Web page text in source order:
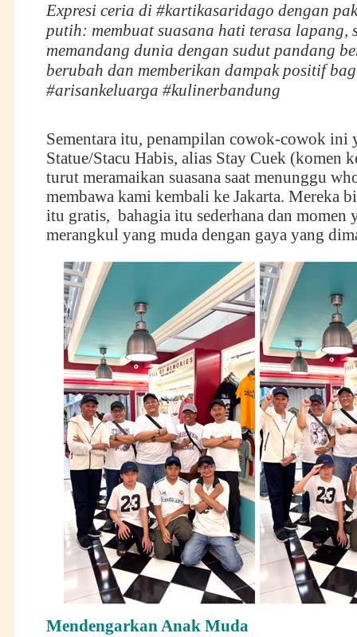
Expresi ceria di #kartikasaridago dengan
putih: membuat suasana hati terasa lapang,
memandang dunia dengan sudut pandang
berubah dan memberikan dampak positif
#arisankeluarga #kulinerbandung
Sementara itu, penampilan cowok-cowok ini
Statue/Stacu Habis, alias Stay Cuek (komen
turut meramaikan suasana saat menunggu
membawa kami kembali ke Jakarta. Mereka
itu gratis, bahagia itu sederhana dan momen
merangkul yang muda dengan gaya yang
Mendengarkan Anak Muda